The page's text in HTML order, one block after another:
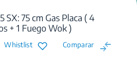
SX: 75 cm Gas Placa ( 4
+ 1 Fuego Wok )
Whistlist Comparar